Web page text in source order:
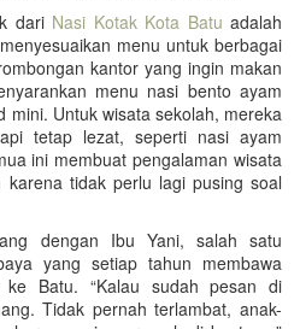
dari Nasi Kotak Kota Batu adalah
menu untuk berbagai
kantor yang ingin makan
menu nasi bento ayam
mini. Untuk wisata sekolah, mereka
tetap lezat, seperti nasi ayam
ini membuat pengalaman wisata
tidak perlu lagi pusing soal
dengan Ibu Yani, salah satu
yang setiap tahun membawa
ke Batu. “Kalau sudah pesan di
Tidak pernah terlambat, anak-